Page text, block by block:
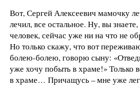
Вот, Сергей Алексеевич мамочку
лечил, все остальное. Ну, вы
человек, сейчас уже ни на что не
Но только скажу, что вот
болею-болею, говорю сыну:
уже хочу побыть в храме!» Только
в храме… Причащусь – мне уже